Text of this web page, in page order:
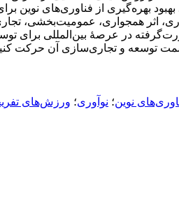
بهبود بهره‌گیری از فناوری‌های
اثر همجواری،
در عرصۀ بین‌المللی برای
سمت توسعه‌ و تجاری‌سازی آن حرکت
نوین؛ نوآوری؛ ورزش‌های